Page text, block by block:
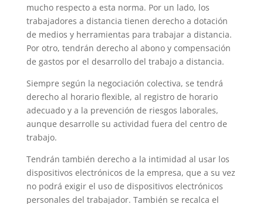
mucho respecto a esta norma. Por un lado, los
trabajadores a distancia tienen derecho a dotación
de medios y herramientas para trabajar a distancia.
Por otro, tendrán derecho al abono y compensación
de gastos por el desarrollo del trabajo a distancia.
Siempre según la negociación colectiva, se tendrá
derecho al horario flexible, al registro de horario
adecuado y a la prevención de riesgos laborales,
aunque desarrolle su actividad fuera del centro de
trabajo.
Tendrán también derecho a la intimidad al usar los
dispositivos electrónicos de la empresa, que a su vez
no podrá exigir el uso de dispositivos electrónicos
personales del trabajador. También se recalca el